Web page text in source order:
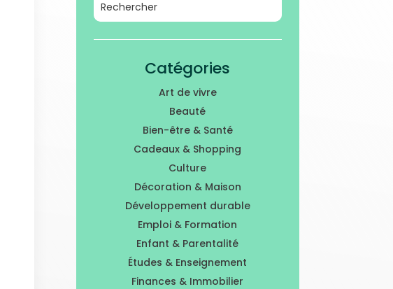
Catégories
Art de vivre
Beauté
Bien-être & Santé
Cadeaux & Shopping
Culture
Décoration & Maison
Développement durable
Emploi & Formation
Enfant & Parentalité
Études & Enseignement
Finances & Immobilier